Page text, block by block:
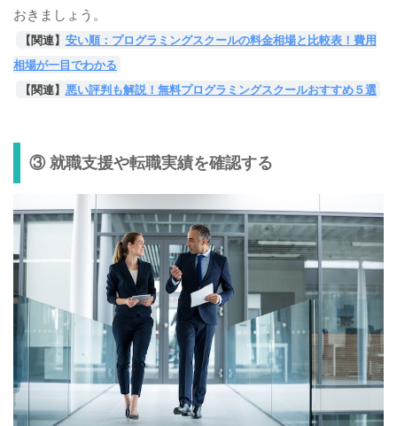
おきましょう。
【関連】 安い順：プログラミングスクールの料金相場と比較表！費用
相場が一目でわかる
【関連】 悪い評判も解説！無料プログラミングスクールおすすめ５選
③ 就職支援や転職実績を確認する